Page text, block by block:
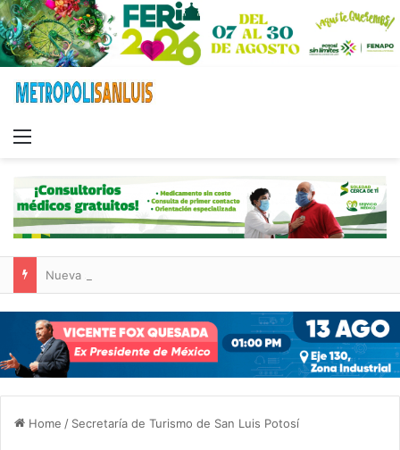
Home / Secretaría de Turismo de San Luis Potosí